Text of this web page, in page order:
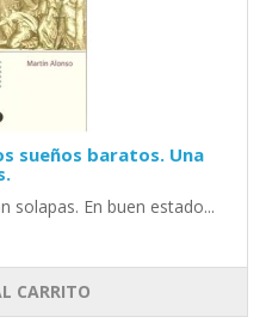
sueños baratos. Una
solapas. En buen estado...
CARRITO